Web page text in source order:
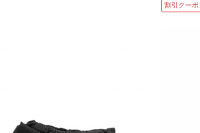
割引クーポ